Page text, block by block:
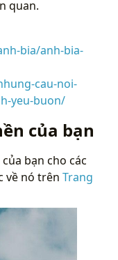
quan.
bia/anh-bia-
cau-noi-
yeu-buon/
của bạn
bạn cho các
về nó trên Trang